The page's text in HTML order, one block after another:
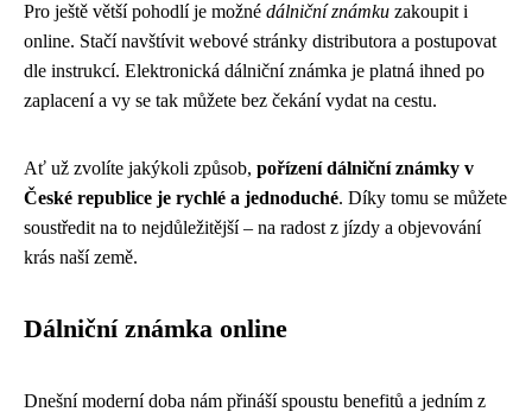
Pro ještě větší pohodlí je možné dálniční známku zakoupit i
online. Stačí navštívit webové stránky distributora a postupovat
dle instrukcí. Elektronická dálniční známka je platná ihned po
zaplacení a vy se tak můžete bez čekání vydat na cestu.
Ať už zvolíte jakýkoli způsob, pořízení dálniční známky v
České republice je rychlé a jednoduché. Díky tomu se můžete
soustředit na to nejdůležitější – na radost z jízdy a objevování
krás naší země.
Dálniční známka online
Dnešní moderní doba nám přináší spoustu benefitů a jedním z